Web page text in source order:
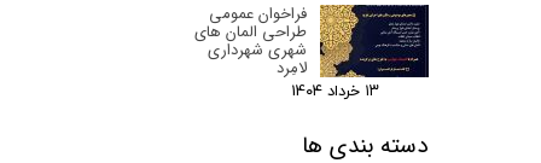
فراخوان عمومی
طراحی المان های
شهری شهرداری
لامِرد
۱۳ خرداد ۰۴
دسته بندی ها